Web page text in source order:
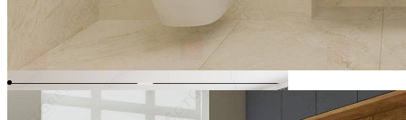
Купить
В избранное
В избранном
Сравнить